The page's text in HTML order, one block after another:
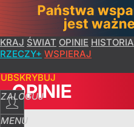
KRAJ ŚWIAT OPINIE HISTORIA
RZECZY+ WSPIERAJ
ZALOGUJ
MENU
OPINIE